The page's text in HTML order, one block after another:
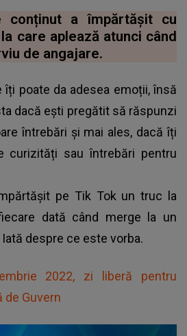
conținut a împărtășit cu
care aplează atunci când
de angajare.
îți poate da adesea emoții, însă
dacă ești pregătit să răspunzi
întrebări și mai ales, dacă îți
curizități sau întrebări pentru
pe Tik Tok un truc la
dată când merge la un
despre ce este vorba.
2022, zi liberă pentru
de Guvern